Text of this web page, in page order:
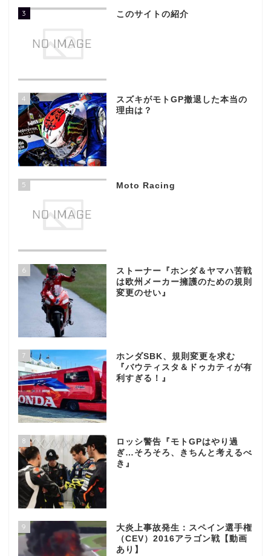
3 このサイトの紹介
4
スズキがモトGP撤退した本当の
理由は？
5 Moto Racing
6
ストーナー『ホンダ＆ヤマハ苦戦
は欧州メーカー擁護のための規則
変更のせい』
7
ホンダSBK、規則変更を求む
『バウティスタ＆ドゥカティが有
利すぎる！』
8
ロッシ警告『モトGPはやり過
ぎ…そろそろ、きちんと考えるべ
き』
9
大炎上事故発生：スペイン選手権
（CEV）2016アラゴン戦【動画
あり】